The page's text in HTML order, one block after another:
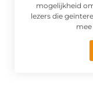
mogelijkheid
lezers die